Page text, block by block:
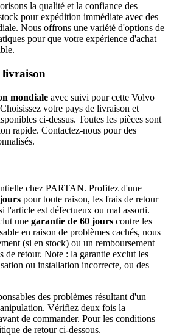
la qualité et la confiance des
pour expédition immédiate avec des
Nous offrons une variété d'options de
pour que votre expérience d'achat
mondiale avec suivi pour cette Volvo
votre pays de livraison et
ci-dessus. Toutes les pièces sont
rapide. Contactez-nous pour des
chez PARTAN. Profitez d'une
pour toute raison, les frais de retour
l'article est défectueux ou mal assorti.
une garantie de 60 jours contre les
en raison de problèmes cachés, nous
(si en stock) ou un remboursement
de retour. Note : la garantie exclut les
ou installation incorrecte, ou des
des problèmes résultant d'un
Vérifiez deux fois la
de commander. Pour les conditions
de retour ci-dessous.